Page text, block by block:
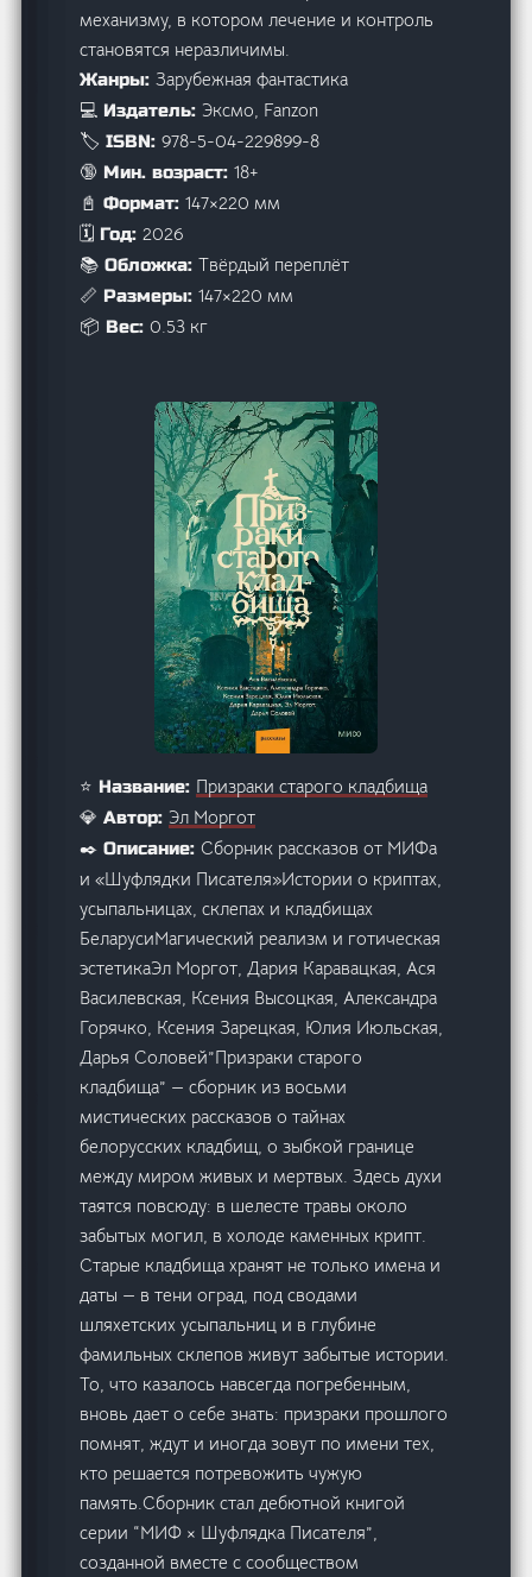
механизму, в котором лечение и контроль
становятся неразличимы.
Жанры:Зарубежная фантастика
💻 Издатель: Эксмо, Fanzon
🏷️ ISBN:978-5-04-229899-8
🔞 Мин. возраст:18+
📓 Формат:147×220 мм
🗓️ Год:2026
📚 Обложка:Твёрдый переплёт
📏 Размеры:147×220 мм
📦 Вес:0.53 кг
⭐ Название: Призраки старого кладбища
💎 Автор: Эл Моргот
✒️ Описание:Сборник рассказов от МИФа
и «Шуфлядки Писателя»Истории о криптах,
усыпальницах, склепах и кладбищах
БеларусиМагический реализм и готическая
эстетикаЭл Моргот, Дария Каравацкая, Ася
Василевская, Ксения Высоцкая, Александра
Горячко, Ксения Зарецкая, Юлия Июльская,
Дарья Соловей”Призраки старого
кладбища” — сборник из восьми
мистических рассказов о тайнах
белорусских кладбищ, о зыбкой границе
между миром живых и мертвых. Здесь духи
таятся повсюду: в шелесте травы около
забытых могил, в холоде каменных крипт.
Старые кладбища хранят не только имена и
даты — в тени оград, под сводами
шляхетских усыпальниц и в глубине
фамильных склепов живут забытые истории.
То, что казалось навсегда погребенным,
вновь дает о себе знать: призраки прошлого
помнят, ждут и иногда зовут по имени тех,
кто решается потревожить чужую
память.Сборник стал дебютной книгой
серии “МИФ × Шуфлядка Писателя”,
созданной вместе с сообществом